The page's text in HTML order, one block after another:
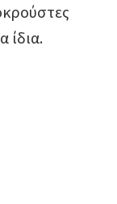
ίδια.